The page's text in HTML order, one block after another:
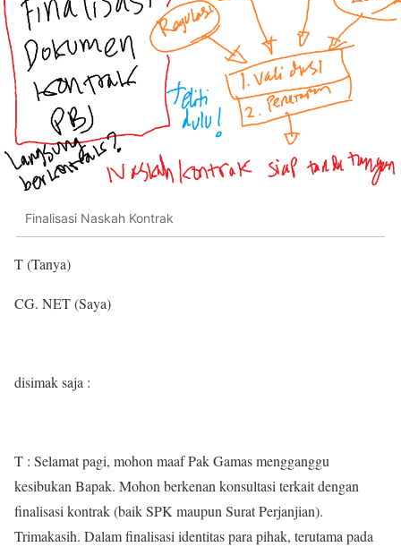
Finalisasi Naskah Kontrak
T (Tanya)
CG. NET (Saya)
disimak saja :
T : Selamat pagi, mohon maaf Pak Gamas mengganggu
kesibukan Bapak. Mohon berkenan konsultasi terkait dengan
finalisasi kontrak (baik SPK maupun Surat Perjanjian).
Trimakasih. Dalam finalisasi identitas para pihak, terutama pada